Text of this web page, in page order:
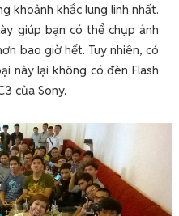
khoảnh khắc lung linh nhất.
giúp bạn có thể chụp ảnh
bao giờ hết. Tuy nhiên, có
này lại không có đèn Flash
của Sony.